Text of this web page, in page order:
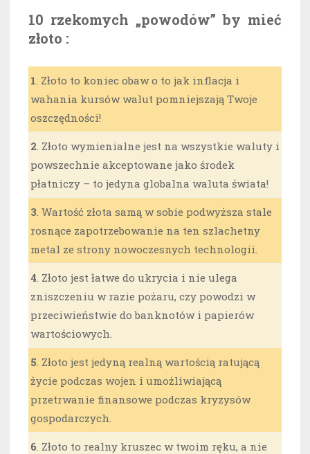
10 rzekomych „powodów” by mieć
złoto :
1 . Złoto to koniec obaw o to jak inflacja i
wahania kursów walut pomniejszają Twoje
oszczędności!
2 . Złoto wymienialne jest na wszystkie waluty i
powszechnie akceptowane jako środek
płatniczy – to jedyna globalna waluta świata!
3 . Wartość złota samą w sobie podwyższa stale
rosnące zapotrzebowanie na ten szlachetny
metal ze strony nowoczesnych technologii.
4 . Złoto jest łatwe do ukrycia i nie ulega
zniszczeniu w razie pożaru, czy powodzi w
przeciwieństwie do banknotów i papierów
wartościowych.
5 . Złoto jest jedyną realną wartością ratującą
życie podczas wojen i umożliwiającą
przetrwanie finansowe podczas kryzysów
gospodarczych.
6 . Złoto to realny kruszec w twoim ręku, a nie